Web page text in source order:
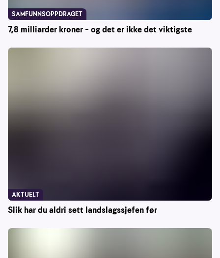
7,8 milliarder kroner – og det er ikke det viktigste
SAMFUNNSOPPDRAGET
Slik har du aldri sett landslagssjefen før
AKTUELT